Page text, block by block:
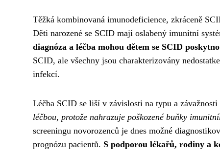
Těžká kombinovaná imunodeficience, zkráceně
Děti narozené se SCID mají oslabený imunitní
diagnóza a léčba mohou dětem se SCID
SCID, ale všechny jsou charakterizovány
infekcí.
Léčba SCID se liší v závislosti na typu a závažnosti
léčbou, protože nahrazuje poškozené buňky
screeningu novorozenců je dnes možné
prognózu pacientů. S podporou lékařů, rodiny a